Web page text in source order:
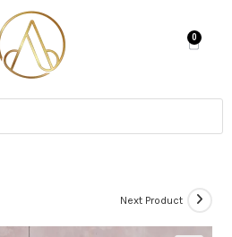
0
Next Product